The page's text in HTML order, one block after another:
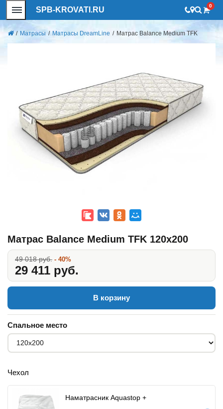
SPB-KROVATI.RU 0
/ Матрасы / Матрасы DreamLine / Матрас Balance Medium TFK
Матрас Balance Medium TFK 120x200
49 018 руб. - 40%
29 411 руб.
В корзину
Спальное место
Чехол
Наматрасник Aquastop +